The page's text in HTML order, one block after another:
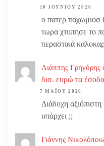
10 ΙΟΥΝΊΟΥ 2026
ο πατερ παχωμιοσ
τωρα χτυπησε το
περαστικά
Λιάππης Γρηγόρης
δισ. ευρώ τα
7 ΜΑΪ́ΟΥ 2026
Διάδοχη
υπάρχει ;;
Γιάννης